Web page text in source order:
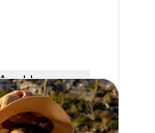
werden die
durch Airbus